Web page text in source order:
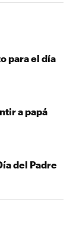
para el día
a papá
del Padre